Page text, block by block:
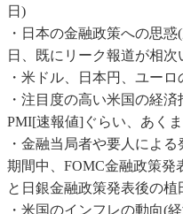
日)
・日本の金融政策への思
日、既にリーク報道が相
・米ドル、日本円、ユーロ
・注目度の高い米国の経
PMI[速報値]ぐらい、あく
・金融当局者や要人によ
期間中、FOMC金融政策発
と日銀金融政策発表後の
・米国のインフレの動向(